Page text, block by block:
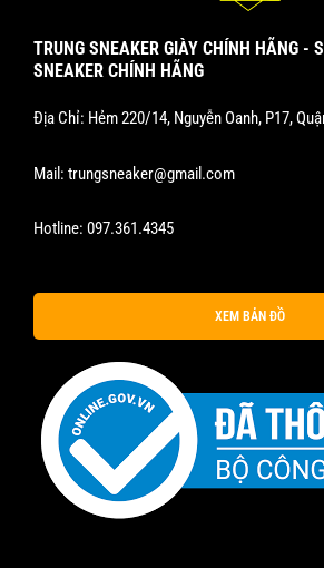
TRUNG SNEAKER GIÀY CHÍNH HÃNG -
SNEAKER CHÍNH HÃNG
Địa Chỉ: Hẻm 220/14, Nguyễn Oanh, P17,
Mail: trungsneaker@gmail.com
Hotline: 097.361.4345
XEM BẢN ĐỒ